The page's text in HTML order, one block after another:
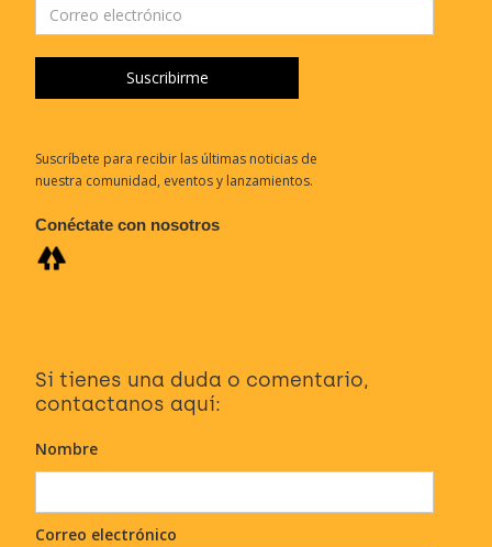
Suscríbete para recibir las últimas noticias de
nuestra comunidad, eventos y lanzamientos.
Conéctate con nosotros
Si tienes una duda o comentario,
contactanos aquí:
Nombre
Correo electrónico